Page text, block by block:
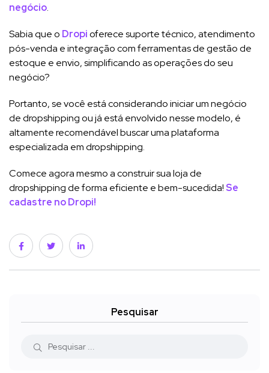
negócio.
Sabia que o Dropioferece suporte técnico, atendimento
pós-venda e integração com ferramentas de gestão de
estoque e envio, simplificando as operações do seu
negócio?
Portanto, se você está considerando iniciar um negócio
de dropshipping ou já está envolvido nesse modelo, é
altamente recomendável buscar uma plataforma
especializada em dropshipping.
Comece agora mesmo a construir sua loja de
dropshipping de forma eficiente e bem-sucedida!Se
cadastre no Dropi!
Pesquisar